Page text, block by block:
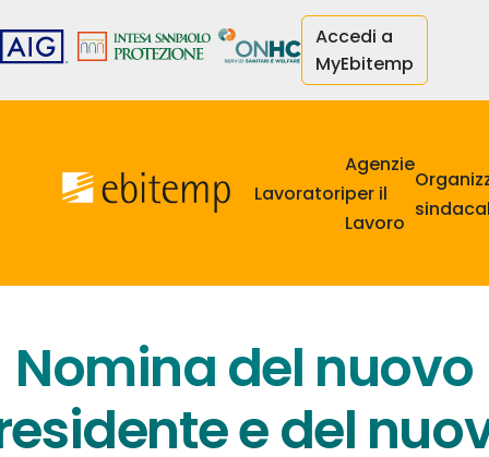
al
contenuto
principale
Accedi a
MyEbitemp
principale
Lavoratori
Agenzie
per il
Lavoro
Nomina del nuovo
e del